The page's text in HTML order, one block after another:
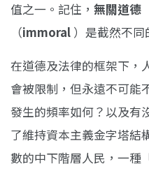
值之一。記住， 無關道德
（immoral ）是截然不同
在道德及法律的框架下，
會被限制，但永遠不可能
發生的頻率如何？以及有
了維持資本主義金字塔結
數的中下階層人民，一種